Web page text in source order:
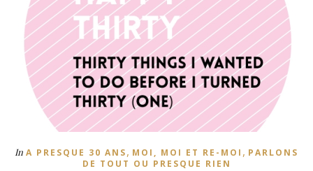
In A PRESQUE 30 ANS, MOI, MOI ET RE-MOI , PARLONS
DE TOUT OU PRESQUE RIEN